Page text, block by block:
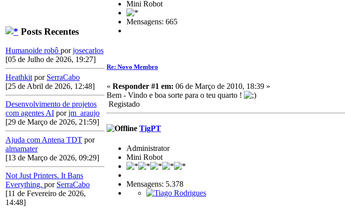
Posts Recentes
Humanoide robô porjosecarlos
[05 de Julho de 2026, 19:27]
Heathkit por SerraCabo
[25 de Abril de 2026, 12:48]
Desenvolvimento de projetos
com agentes AI porjm_araujo
[29 de Março de 2026, 21:59]
Ajuda com Antena TDT por
almamater
[13 de Março de 2026, 09:29]
Not Just Printers. It Bans
Everything. por SerraCabo
[11 de Fevereiro de 2026,
14:48]
Mini Robot
Mensagens: 665
Re: Novo Membro
« Responder #1 em: 06 de Março de 2010, 18:39 »
Bem - Vindo e boa sorte para o teu quarto !
Registado
TigPT
Administrator
Mini Robot
Mensagens: 5.378